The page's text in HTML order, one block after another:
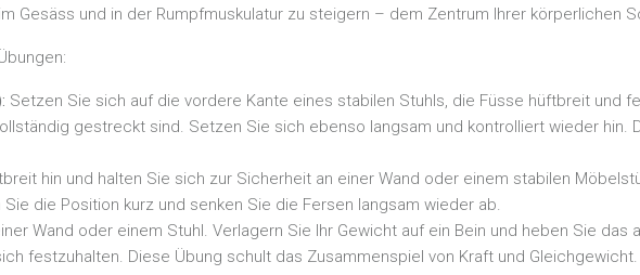
Gesäss und in der Rumpfmuskulatur zu steigern – dem Zentrum Ihrer körperlichen
Setzen Sie sich auf die vordere Kante eines stabilen Stuhls, die Füsse hüftbreit und
gestreckt sind. Setzen Sie sich ebenso langsam und kontrolliert wieder hin.
hin und halten Sie sich zur Sicherheit an einer Wand oder einem stabilen
die Position kurz und senken Sie die Fersen langsam wieder ab.
Wand oder einem Stuhl. Verlagern Sie Ihr Gewicht auf ein Bein und heben Sie
festzuhalten. Diese Übung schult das Zusammenspiel von Kraft und Gleichgewicht.